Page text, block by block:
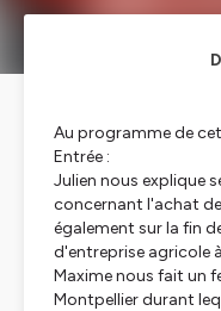
Au programme de
Entrée :
Julien nous explique
concernant l'achat de
également sur la fin
d'entreprise agricole
Maxime nous fait un
Montpellier durant